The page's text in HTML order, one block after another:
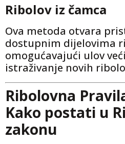
Ribolov iz čamca
Ova metoda otvara
dostupnim dijelovima
omogućavajući ulov
istraživanje novih
Ribolovna
Kako postati u
zakonu